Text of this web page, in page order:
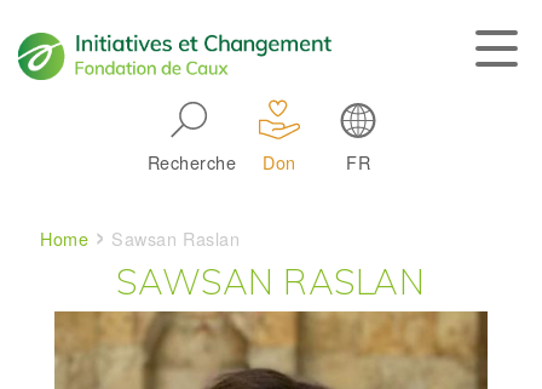
Recherche Don FR
Breadcrumb
Home Sawsan Raslan
SAWSAN RASLAN